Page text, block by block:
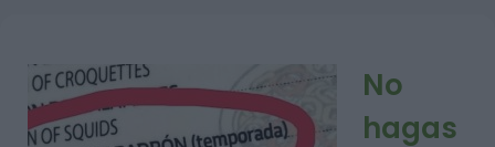
No
hagas